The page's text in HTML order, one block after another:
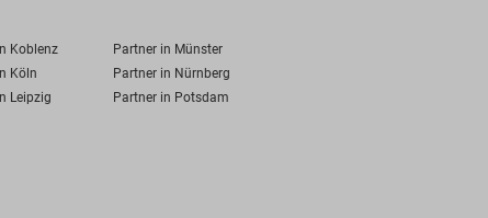
Koblenz
Partner in Münster
Köln
Partner in Nürnberg
Leipzig Partner in Potsdam